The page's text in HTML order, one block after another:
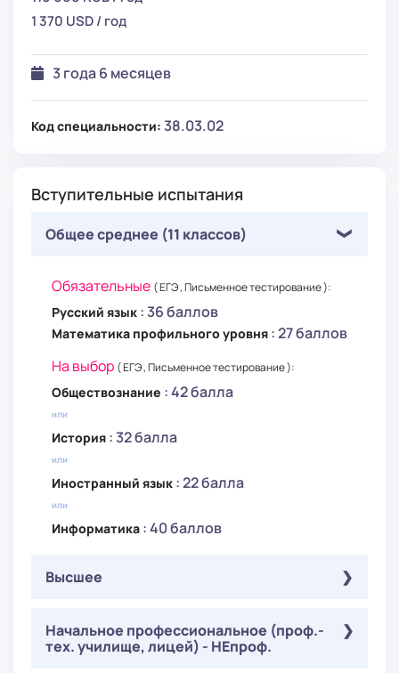
1 370 USD / год
3 года 6 месяцев
Код специальности: 38.03.02
Вступительные испытания
Общее среднее (11 классов)
Обязательные ( ЕГЭ , Письменное тестирование ):
Русский язык : 36 баллов
Математика профильного уровня : 27 баллов
На выбор ( ЕГЭ , Письменное тестирование ):
Обществознание : 42 балла
или
История : 32 балла
или
Иностранный язык : 22 балла
или
Информатика : 40 баллов
Высшее
Обязательные( Письменное тестирование ):
Русский язык: 36 баллов
Начальное профессиональное (проф.-
тех. училище, лицей) - НЕпроф.